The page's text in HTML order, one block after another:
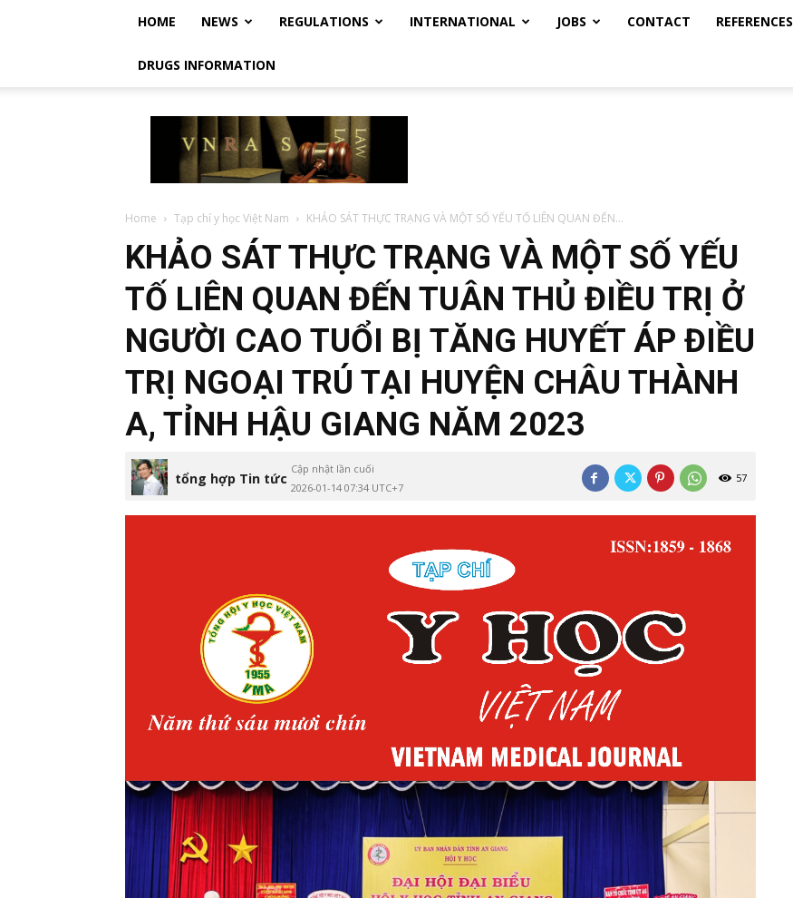
HOME NEWS REGULATIONS INTERNATIONAL JOBS CONTACT REFERENCES
DRUGS INFORMATION
Vietnam
Regulatory
Affairs
Society
Luật
Việt
Nam
Home Tạp chí y học Việt Nam KHẢO SÁT THỰC TRẠNG VÀ MỘT SỐ YẾU TỐ LIÊN QUAN ĐẾN...
KHẢO SÁT THỰC TRẠNG VÀ MỘT SỐ YẾU
TỐ LIÊN QUAN ĐẾN TUÂN THỦ ĐIỀU TRỊ Ở
NGƯỜI CAO TUỔI BỊ TĂNG HUYẾT ÁP ĐIỀU
TRỊ NGOẠI TRÚ TẠI HUYỆN CHÂU THÀNH
A, TỈNH HẬU GIANG NĂM 2023
tổng hợp Tin tức
Cập nhật lần cuối
2026-01-14 07:34 UTC+7
57